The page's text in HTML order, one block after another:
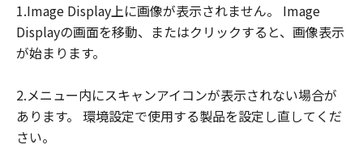
一切の責任を負いません。
ユーザーは、日本国政府または該当国の政
府より必要な許可等を得ることなしに、本
ソフトウェアの全部または一部を、直接ま
たは間接に輸出してはなりません。
1.Image Display上に画像が表示されません。 Image
Displayの画面を移動、またはクリックすると、画像表示
が始まります。
2.メニュー内にスキャンアイコンが表示されない場合が
あります。 環境設定で使用する製品を設定し直してくだ
さい。